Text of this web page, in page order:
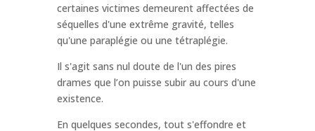
certaines victimes demeurent affectées de
séquelles d'une extrême gravité, telles
qu'une paraplégie ou une tétraplégie.
Il s'agit sans nul doute de l'un des pires
drames que l’on puisse subir au cours d'une
existence.
En quelques secondes, tout s'effondre et